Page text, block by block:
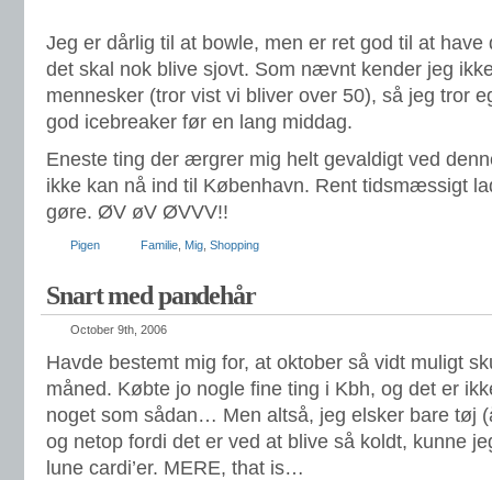
Jeg er dårlig til at bowle, men er ret god til at
det skal nok blive sjovt. Som nævnt kender jeg
mennesker (tror vist vi bliver over 50), så jeg tror
god icebreaker før en lang middag.
Eneste ting der ærgrer mig helt gevaldigt ved
ikke kan nå ind til København. Rent tidsmæssigt
gøre. ØV øV ØVVV!!
Pigen Familie Mig Shopping
Snart med pandehår
October 9th, 2006
Havde bestemt mig for, at oktober så vidt muligt
måned. Købte jo nogle fine ting i Kbh, og det er
noget som sådan… Men altså, jeg elsker bare tøj
og netop fordi det er ved at blive så koldt, kunne
lune cardi’er. MERE, that is…